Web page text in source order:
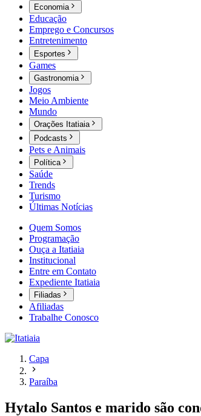
Economia
Educação
Emprego e Concursos
Entretenimento
Esportes
Games
Gastronomia
Jogos
Meio Ambiente
Mundo
Orações Itatiaia
Podcasts
Pets e Animais
Política
Saúde
Trends
Turismo
Últimas Notícias
Quem Somos
Programação
Ouça a Itatiaia
Institucional
Entre em Contato
Expediente Itatiaia
Filiadas
Afiliadas
Trabalhe Conosco
Capa
Paraíba
Hytalo Santos e marido são